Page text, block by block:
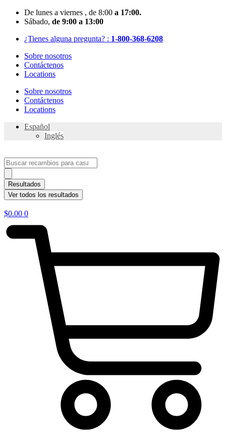
Skip
De lunes a viernes , de 8:00 a 17:00.
Sábado, de 9:00 a 13:00
¿Tienes alguna pregunta? : 1-800-368-6208
Sobre nosotros
Contáctenos
Locations
Sobre nosotros
Contáctenos
Locations
Español
Inglés
Search
...
Resultados
Ver todos los resultados
$0.00 0